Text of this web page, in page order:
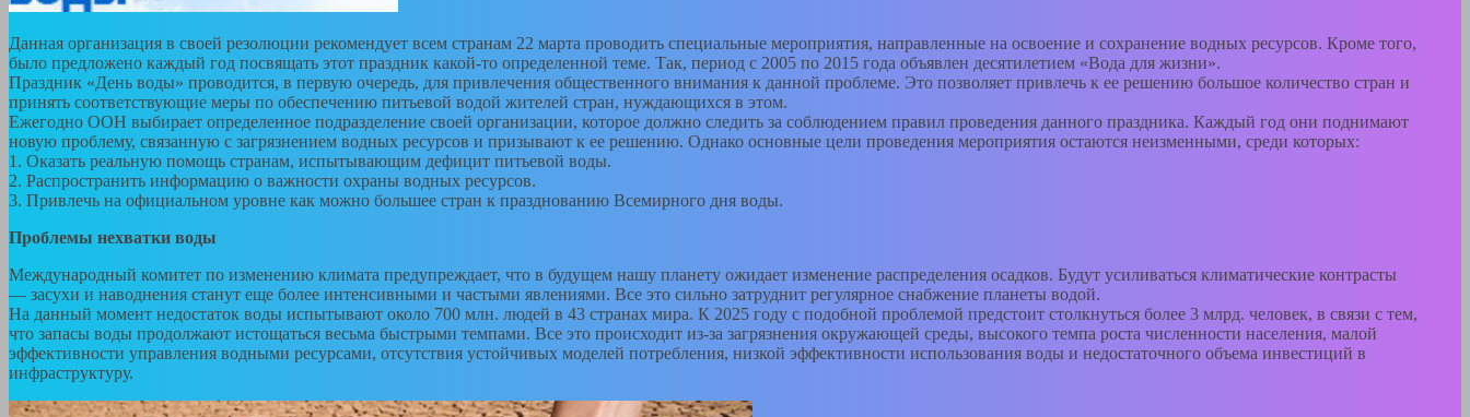
Данная организация в своей резолюции рекомендует всем странам 22 марта проводить специальные мероприятия, направленные на освоение и сохранение водных ресурсов. Кроме того,
было предложено каждый год посвящать этот праздник какой-то определенной теме. Так, период с 2005 по 2015 года объявлен десятилетием «Вода для жизни».
Праздник «День воды» проводится, в первую очередь, для привлечения общественного внимания к данной проблеме. Это позволяет привлечь к ее решению большое количество стран и
принять соответствующие меры по обеспечению питьевой водой жителей стран, нуждающихся в этом.
Ежегодно ООН выбирает определенное подразделение своей организации, которое должно следить за соблюдением правил проведения данного праздника. Каждый год они поднимают
новую проблему, связанную с загрязнением водных ресурсов и призывают к ее решению. Однако основные цели проведения мероприятия остаются неизменными, среди которых:
1. Оказать реальную помощь странам, испытывающим дефицит питьевой воды.
2. Распространить информацию о важности охраны водных ресурсов.
3. Привлечь на официальном уровне как можно большее стран к празднованию Всемирного дня воды.
Проблемы нехватки воды
Международный комитет по изменению климата предупреждает, что в будущем нашу планету ожидает изменение распределения осадков. Будут усиливаться климатические контрасты
— засухи и наводнения станут еще более интенсивными и частыми явлениями. Все это сильно затруднит регулярное снабжение планеты водой.
На данный момент недостаток воды испытывают около 700 млн. людей в 43 странах мира. К 2025 году с подобной проблемой предстоит столкнуться более 3 млрд. человек, в связи с тем,
что запасы воды продолжают истощаться весьма быстрыми темпами. Все это происходит из-за загрязнения окружающей среды, высокого темпа роста численности населения, малой
эффективности управления водными ресурсами, отсутствия устойчивых моделей потребления, низкой эффективности использования воды и недостаточного объема инвестиций в
инфраструктуру.